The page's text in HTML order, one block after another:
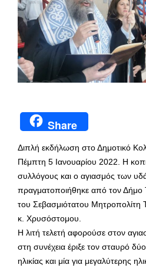
Share
Διπλή εκδήλωση στο Δημοτικό
Πέμπτη 5 Ιανουαρίου 2022. Η
συλλόγους και ο αγιασμός των
πραγματοποιήθηκε από τον Δήμο
του Σεβασμιότατου Μητροπολίτη
κ. Χρυσόστομου.
Η λιτή τελετή αφορούσε στον
στη συνέχεια έριξε τον σταυρό
ηλικίας και μία για μεγαλύτερης